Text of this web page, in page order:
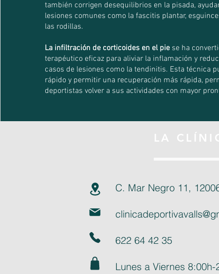
también corrigen desequilibrios en la pisada,
lesiones comunes como la fascitis plantar,
las rodillas.
La infiltración de corticoides en el pie se ha
terapéutico eficaz para aliviar la inflamación y
casos de lesiones como la tendinitis. Esta técnica
rápido y permitir una recuperación más rápida,
deportistas volver a sus actividades con mayor
LA
C. Mar Negro 11,
622 64 42 35
Lunes a Viernes 8:00h-